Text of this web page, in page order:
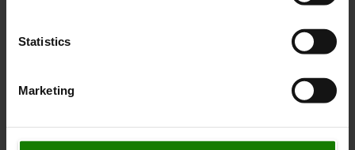
Statistics
Marketing
Fra manuel håndtering til elektrisk BT
Elektriske palleløftere